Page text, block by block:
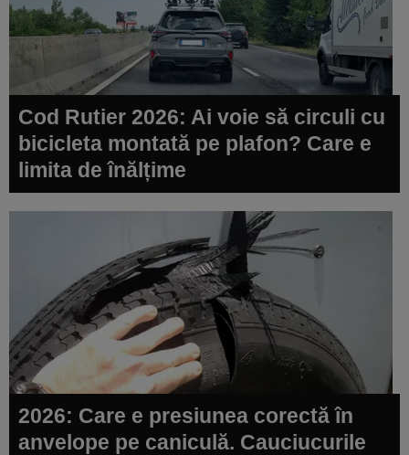
Cod Rutier 2026: Ai voie să circuli cu
bicicleta montată pe plafon? Care e
limita de înălțime
2026: Care e presiunea corectă în
anvelope pe caniculă. Cauciucurile